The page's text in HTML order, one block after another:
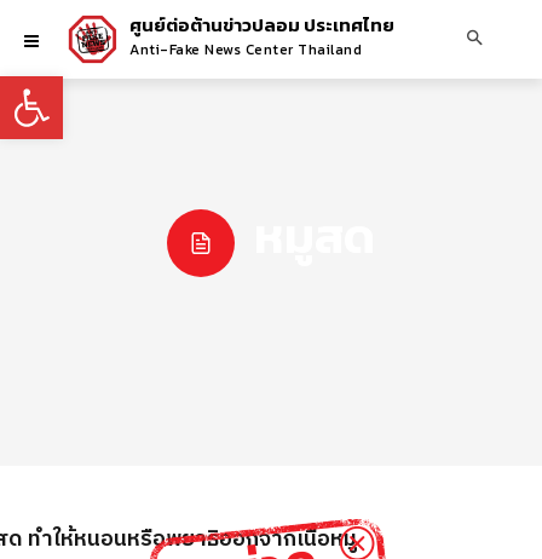
Open toolbar
ศูนย์ต่อต้านข่าวปลอม ประเทศไทย
Anti-Fake News Center Thailand
ทำให้หนอนหรือพยาธิออกจากเนื้อหมู